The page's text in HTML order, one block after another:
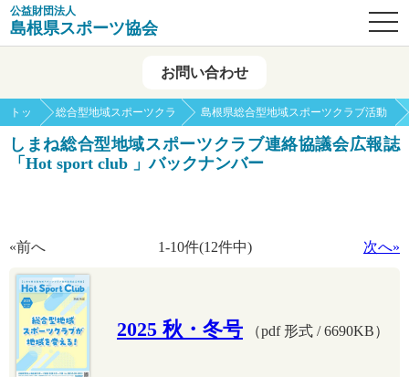
公益財団法人
島根県スポーツ協会
お問い合わせ
トッ
プ
総合型地域スポーツクラ
ブ
島根県総合型地域スポーツクラブ活動
情報
しまね総合型地域スポーツクラブ連絡協議会広報誌
「Hot sport club 」バックナンバー
«前へ 1-10件(12件中) 次へ»
2025 秋・冬号 （pdf 形式 / 6690KB）